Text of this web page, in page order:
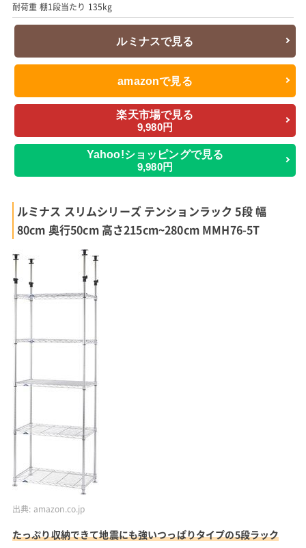
耐荷重 棚1段当たり 135kg
ルミナスで見る
amazonで見る
楽天市場で見る
9,980円
Yahoo!ショッピングで見る
9,980円
ルミナス スリムシリーズ テンションラック 5段 幅
80cm 奥行50cm 高さ215cm~280cm MMH76-5T
出典: amazon.co.jp
たっぷり収納できて地震にも強いつっぱりタイプの5段ラック